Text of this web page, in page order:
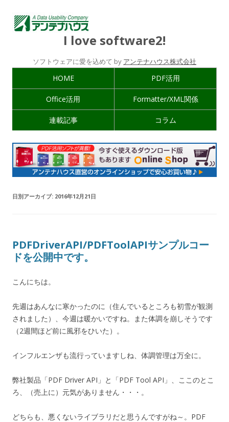
I love software2!
ソフトウェアに愛を込めて by アンテナハウス株式会社
HOME PDF活用
Office活用 Formatter/XML関係
連載記事 コラム
日別アーカイブ: 2016年12月21日
PDFDriverAPI/PDFToolAPIサンプルコー
ドを公開中です。
こんにちは。
先週はあんなに寒かったのに（住んでいるところも初雪が観測
されました）、今週は暖かいですね。また体調を崩しそうです
（2週間ほど前に風邪をひいた）。
インフルエンザも流行っていますしね、体調管理は万全に。
弊社製品「PDF Driver API」と「PDF Tool API」、ここのとこ
ろ、（売上に）元気がありません・・・。
どちらも、悪くないライブラリだと思うんですがね～。PDF